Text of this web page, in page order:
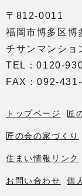
〒812-0011
福岡市博多区博
チサンマンショ
TEL：0120-
FAX：092-
トップページ 匠
匠の会の家づくり
住まい情報リンク
お問い合わせ 個